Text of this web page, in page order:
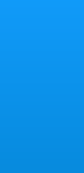
上げも安定して
術も習得ができ